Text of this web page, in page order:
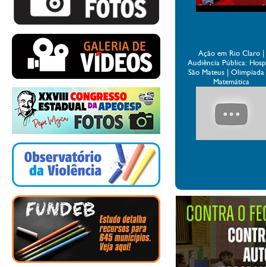
Ação em Rio Claro |
Audiência Pública:
São Mateus |
Matemática